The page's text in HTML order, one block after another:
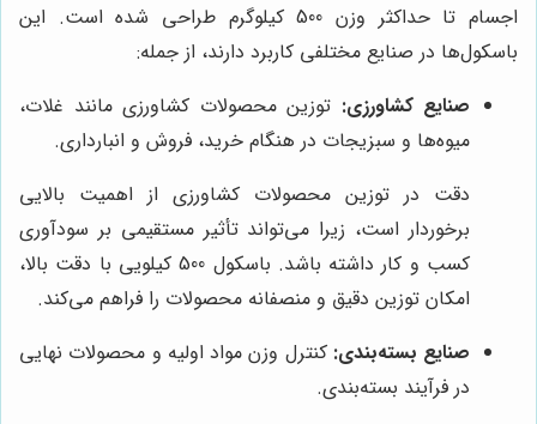
اجسام تا حداکثر وزن 500 کیلوگرم طراحی شده است. این
باسکول‌ها در صنایع مختلفی کاربرد دارند، از جمله:
صنایع کشاورزی: توزین محصولات کشاورزی مانند غلات،
میوه‌ها و سبزیجات در هنگام خرید، فروش و انبارداری.
دقت در توزین محصولات کشاورزی از اهمیت بالایی
برخوردار است، زیرا می‌تواند تأثیر مستقیمی بر سودآوری
کسب و کار داشته باشد. باسکول 500 کیلویی با دقت بالا،
امکان توزین دقیق و منصفانه محصولات را فراهم می‌کند.
صنایع بسته‌بندی: کنترل وزن مواد اولیه و محصولات نهایی
در فرآیند بسته‌بندی.